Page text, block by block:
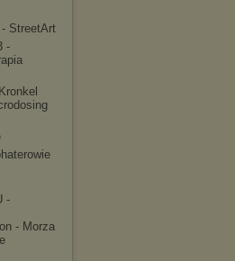
StreetArt
-
ia
-
- Morza